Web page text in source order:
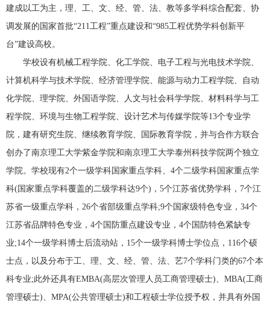
建成以工为主，理、工、文、经、管、法、教等多学科综合配套、协
调发展的国家首批“211工程”重点建设和“985工程优势学科创新平
台”建设高校。
学校设有机械工程学院、化工学院、电子工程与光电技术学院、
计算机科学与技术学院、经济管理学院、能源与动力工程学院、自动
化学院、理学院、外国语学院、人文与社会科学学院、材料科学与工
程学院、环境与生物工程学院、设计艺术与传媒学院等13个专业学
院，建有研究生院、继续教育学院、国际教育学院，并与合作方联合
创办了南京理工大学紫金学院和南京理工大学泰州科技学院两个独立
学院。学校现有2个一级学科国家重点学科、4个二级学科国家重点学
科(国家重点学科覆盖的二级学科达9个)，5个江苏省优势学科，7个江
苏省一级重点学科，26个省部级重点学科;9个国家级特色专业，34个
江苏省品牌特色专业，4个国防重点建设专业，4个国防特色紧缺专
业;14个一级学科博士后流动站，15个一级学科博士学位点，116个硕
士点，以及分布于工、理、文、经、管、法、艺7个学科门类的67个本
科专业;此外还具有EMBA(高层次管理人员工商管理硕士)、MBA(工商
管理硕士)、MPA(公共管理硕士)和工程硕士学位授予权，并具有外国